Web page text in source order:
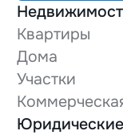
Квартиры
Дома
Участки